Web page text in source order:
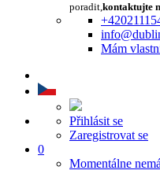
poradit,kontaktujte
Mám
Přihlásit se
Zaregistrovat se
0
Momentálne